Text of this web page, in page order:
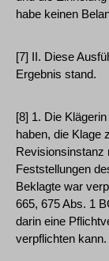
habe keinen
[7] II. Diese
Ergebnis stand.
[8] 1. Die
haben, die Klage
Revisionsinstanz
Feststellungen
Beklagte war
665, 675 Abs. 1
darin eine
verpflichten kann.